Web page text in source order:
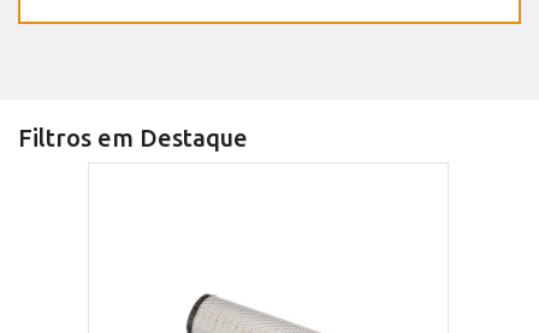
Filtros em Destaque